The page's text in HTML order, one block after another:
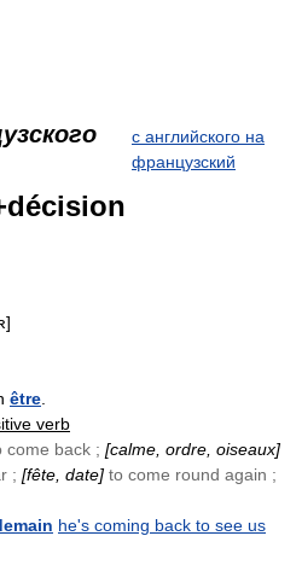
с английского на
французский
être
verb
come back ; [calme, ordre, oiseaux]
; [fête, date] to come round again ;
he's coming back to see us